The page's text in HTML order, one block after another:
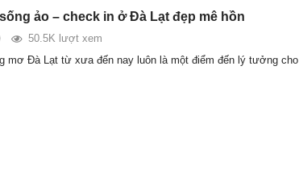
ảo – check in ở Đà Lạt đẹp mê hồn
50.5K lượt xem
mơ Đà Lạt từ xưa đến nay luôn là một điểm đến lý tưởng cho